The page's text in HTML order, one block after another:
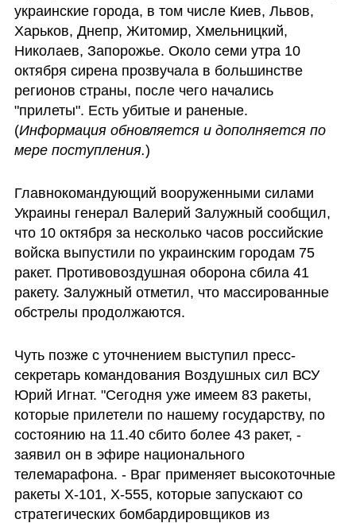
украинские города, в том числе Киев, Львов,
Харьков, Днепр, Житомир, Хмельницкий,
Николаев, Запорожье. Около семи утра 10
октября сирена прозвучала в большинстве
регионов страны, после чего начались
"прилеты". Есть убитые и раненые.
(Информация обновляется и дополняется по
мере поступления.)
Главнокомандующий вооруженными силами
Украины генерал Валерий Залужный сообщил,
что 10 октября за несколько часов российские
войска выпустили по украинским городам 75
ракет. Противовоздушная оборона сбила 41
ракету. Залужный отметил, что массированные
обстрелы продолжаются.
Чуть позже с уточнением выступил пресс-
секретарь командования Воздушных сил ВСУ
Юрий Игнат. "Сегодня уже имеем 83 ракеты,
которые прилетели по нашему государству, по
состоянию на 11.40 сбито более 43 ракет, -
заявил он в эфире национального
телемарафона. - Враг применяет высокоточные
ракеты Х-101, Х-555, которые запускают со
стратегических бомбардировщиков из